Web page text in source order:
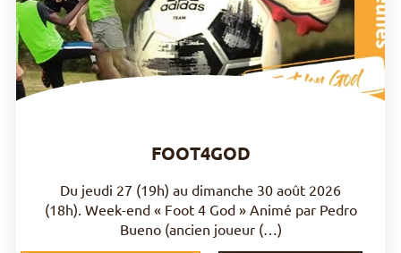
DÉCOUVRIR
FOOT4GOD
Du jeudi 27 (19h) au dimanche 30 août 2026
(18h). Week-end « Foot 4 God » Animé par Pedro
Bueno (ancien joueur (…)